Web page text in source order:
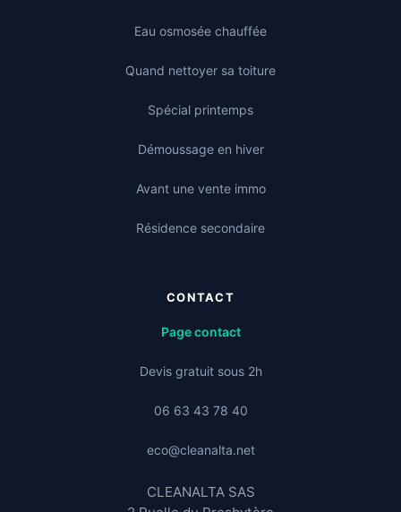
Eau osmosée chauffée
Quand nettoyer sa toiture
Spécial printemps
Démoussage en hiver
Avant une vente immo
Résidence secondaire
CONTACT
Page contact
Devis gratuit sous 2h
06 63 43 78 40
eco@cleanalta.net
CLEANALTA SAS